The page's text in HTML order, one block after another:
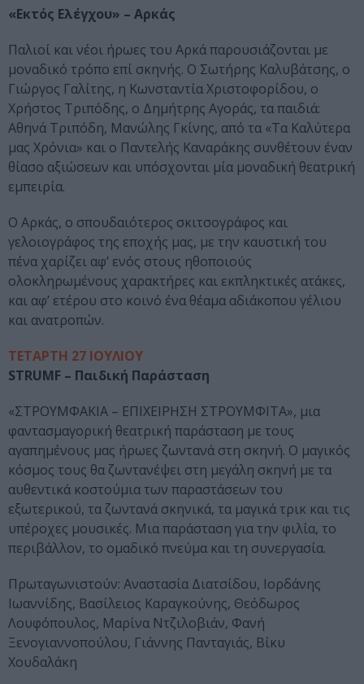
«Εκτός Ελέγχου» – Αρκάς
Παλιοί και νέοι ήρωες του Αρκά παρουσιάζονται με
μοναδικό τρόπο επί σκηνής. O Σωτήρης Καλυβάτσης, ο
Γιώργος Γαλίτης, η Κωνσταντία Χριστοφορίδου, ο
Χρήστος Τριπόδης, ο Δημήτρης Αγοράς, τα παιδιά:
Αθηνά Τριπόδη, Μανώλης Γκίνης, από τα «Τα Καλύτερα
μας Χρόνια» και ο Παντελής Καναράκης συνθέτουν έναν
θίασο αξιώσεων και υπόσχονται μία μοναδική θεατρική
εμπειρία.
Ο Αρκάς, ο σπουδαιότερος σκιτσογράφος και
γελοιογράφος της εποχής μας, με την καυστική του
πένα χαρίζει αφ’ ενός στους ηθοποιούς
ολοκληρωμένους χαρακτήρες και εκπληκτικές ατάκες,
και αφ’ ετέρου στο κοινό ένα θέαμα αδιάκοπου γέλιου
και ανατροπών.
ΤΕΤΑΡΤΗ 27 ΙΟΥΛΙΟΥ
STRUMF – Παιδική Παράσταση
«ΣΤΡΟΥΜΦΑΚΙΑ – ΕΠΙΧΕΙΡΗΣΗ ΣΤΡΟΥΜΦΙΤΑ», μια
φαντασμαγορική θεατρική παράσταση με τους
αγαπημένους μας ήρωες ζωντανά στη σκηνή. Ο μαγικός
κόσμος τους θα ζωντανέψει στη μεγάλη σκηνή με τα
αυθεντικά κοστούμια των παραστάσεων του
εξωτερικού, τα ζωντανά σκηνικά, τα μαγικά τρικ και τις
υπέροχες μουσικές. Μια παράσταση για την φιλία, το
περιβάλλον, το ομαδικό πνεύμα και τη συνεργασία.
Πρωταγωνιστούν: Αναστασία Διατσίδου, Ιορδάνης
Ιωαννίδης, Βασίλειος Καραγκούνης, Θεόδωρος
Λουφόπουλος, Μαρίνα Ντζιλοβιάν, Φανή
Ξενογιαννοπούλου, Γιάννης Πανταγιάς, Βίκυ
Χουδαλάκη